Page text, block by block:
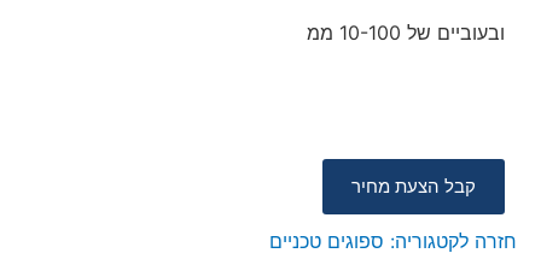
ובעוביים של 10-100 ממ
קבל הצעת מחיר
חזרה לקטגוריה: ספוגים טכניים